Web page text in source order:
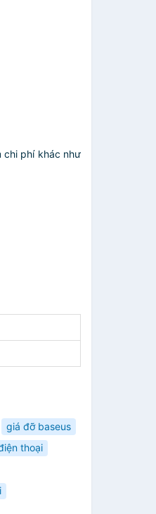
chi phí khác như
giá đỡ baseus
thoại